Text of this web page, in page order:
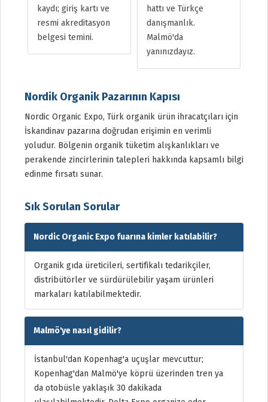
kaydı; giriş kartı ve
resmi akreditasyon
belgesi temini.
hattı ve Türkçe
danışmanlık.
Malmö'da
yanınızdayız.
Nordik Organik Pazarının Kapısı
Nordic Organic Expo, Türk organik ürün ihracatçıları için
İskandinav pazarına doğrudan erişimin en verimli
yoludur. Bölgenin organik tüketim alışkanlıkları ve
perakende zincirlerinin talepleri hakkında kapsamlı bilgi
edinme fırsatı sunar.
Sık Sorulan Sorular
Nordic Organic Expo fuarına kimler katılabilir?
Organik gıda üreticileri, sertifikalı tedarikçiler,
distribütörler ve sürdürülebilir yaşam ürünleri
markaları katılabilmektedir.
Malmö'ye nasıl gidilir?
İstanbul'dan Kopenhag'a uçuşlar mevcuttur;
Kopenhag'dan Malmö'ye köprü üzerinden tren ya
da otobüsle yaklaşık 30 dakikada